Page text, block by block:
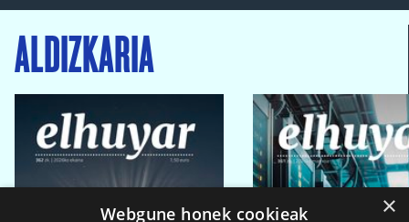
ALDIZKARIA
×
Webgune honek cookieak